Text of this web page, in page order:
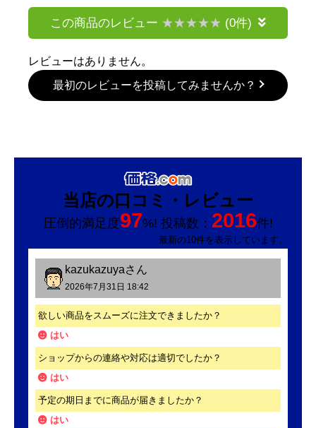
この商品のレビュー (0件)
レビューはありません。
最初のレビューを投稿してみませんか？
当店の口コミ・レビュー
圧倒的満足度97%! 投稿数： 2016件!
最新の10件を表示しています。
kazukazuyaさん
2026年7月31日 18:42
欲しい商品をスムーズに注文できましたか？
はい
ショップからの連絡や対応は適切でしたか？
はい
予定の期日までに商品が届きましたか？
はい